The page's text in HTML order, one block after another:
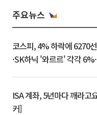
주요뉴스
코스피, 4% 하락에 6270
·SK하닉 '와르르' 각각
ISA 계좌, 5년마다 깨라고
커]